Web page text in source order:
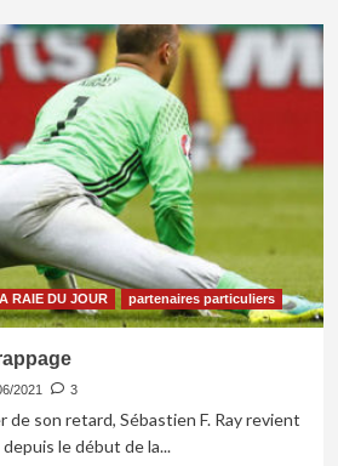
RAIE DU JOUR partenaires particuliers
2021 3
de son retard, Sébastien F. Ray revient
le début de la...